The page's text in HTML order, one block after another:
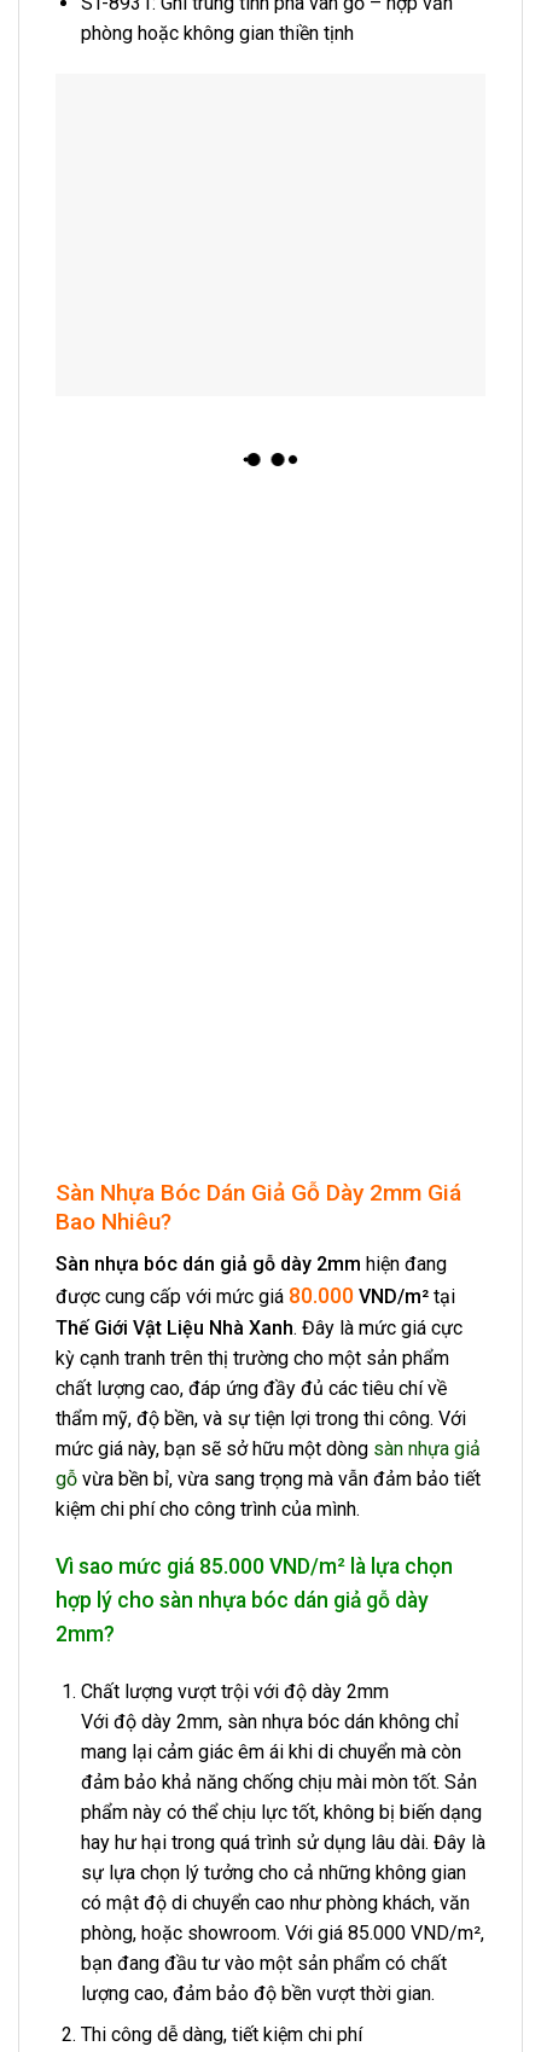
phòng hoặc không gian thiền tịnh
Sàn Nhựa Bóc Dán Giả Gỗ Dày 2mm Giá
Bao Nhiêu?
Sàn nhựa bóc dán giả gỗ dày 2mm hiện đang
được cung cấp với mức giá 80.000 VND/m² tại
Thế Giới Vật Liệu Nhà Xanh. Đây là mức giá cực
kỳ cạnh tranh trên thị trường cho một sản phẩm
chất lượng cao, đáp ứng đầy đủ các tiêu chí về
thẩm mỹ, độ bền, và sự tiện lợi trong thi công. Với
mức giá này, bạn sẽ sở hữu một dòng sàn nhựa giả
gỗ vừa bền bỉ, vừa sang trọng mà vẫn đảm bảo tiết
kiệm chi phí cho công trình của mình.
Vì sao mức giá 85.000 VND/m² là lựa chọn
hợp lý cho sàn nhựa bóc dán giả gỗ dày
2mm?
Chất lượng vượt trội với độ dày 2mm
Với độ dày 2mm, sàn nhựa bóc dán không chỉ
mang lại cảm giác êm ái khi di chuyển mà còn
đảm bảo khả năng chống chịu mài mòn tốt. Sản
phẩm này có thể chịu lực tốt, không bị biến dạng
hay hư hại trong quá trình sử dụng lâu dài. Đây là
sự lựa chọn lý tưởng cho cả những không gian
có mật độ di chuyển cao như phòng khách, văn
phòng, hoặc showroom. Với giá 85.000 VND/m²,
bạn đang đầu tư vào một sản phẩm có chất
lượng cao, đảm bảo độ bền vượt thời gian.
Thi công dễ dàng, tiết kiệm chi phí